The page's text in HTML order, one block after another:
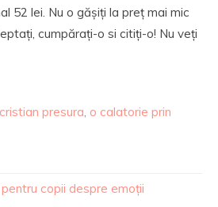
52 lei. Nu o gășiți la preț mai mic
cumpărați-o si citiți-o! Nu veți
cristian presura, o calatorie prin
copii despre emoții